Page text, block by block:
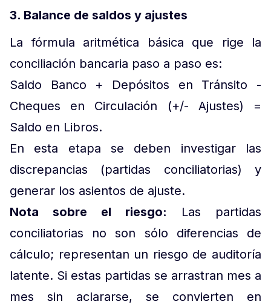
3. Balance de saldos y ajustes
La fórmula aritmética básica que rige la
conciliación bancaria paso a paso es:
Saldo Banco + Depósitos en Tránsito -
Cheques en Circulación (+/- Ajustes) =
Saldo en Libros.
En esta etapa se deben investigar las
discrepancias (partidas conciliatorias) y
generar los asientos de ajuste.
Nota sobre el riesgo: Las partidas
conciliatorias no son sólo diferencias de
cálculo; representan un riesgo de auditoría
latente. Si estas partidas se arrastran mes a
mes sin aclararse, se convierten en